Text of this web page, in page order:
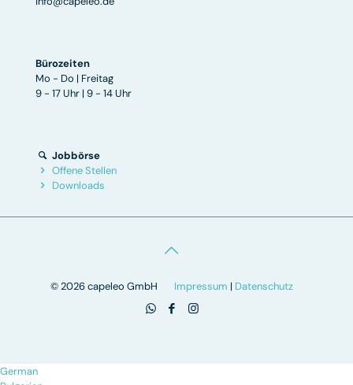
Bürozeiten
Mo - Do | Freitag
9 - 17 Uhr | 9 - 14 Uhr
Jobbörse
Offene Stellen
Downloads
© 2026 capeleo GmbH Impressum | Datenschutz
German